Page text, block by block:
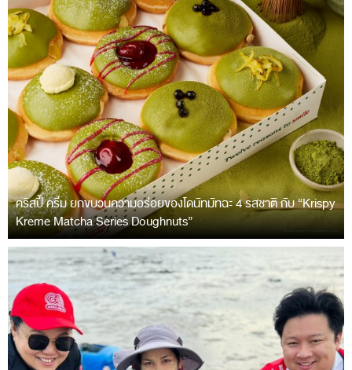
คริสปี้ ครีม ยกขบวนความอร่อยของโดนัทมัทฉะ 4 รสชาติ กับ “Krispy
Kreme Matcha Series Doughnuts”